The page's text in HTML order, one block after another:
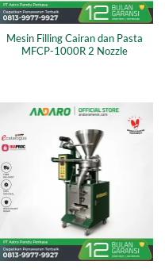
Mesin Filling Cairan dan Pasta
MFCP-1000R 2 Nozzle